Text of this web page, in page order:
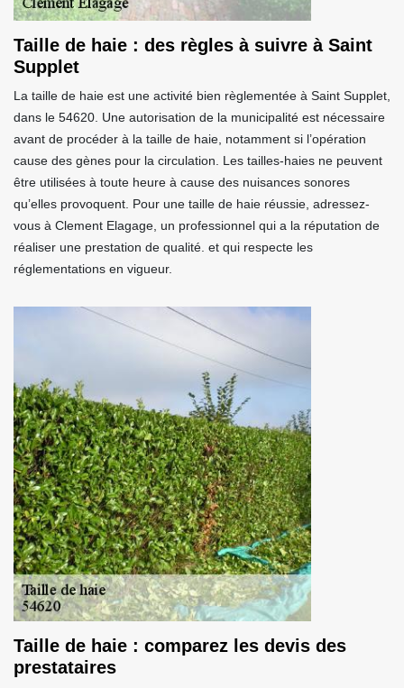
Taille de haie : des règles à suivre à Saint
Supplet
La taille de haie est une activité bien règlementée à Saint Supplet,
dans le 54620. Une autorisation de la municipalité est nécessaire
avant de procéder à la taille de haie, notamment si l’opération
cause des gènes pour la circulation. Les tailles-haies ne peuvent
être utilisées à toute heure à cause des nuisances sonores
qu’elles provoquent. Pour une taille de haie réussie, adressez-
vous à Clement Elagage, un professionnel qui a la réputation de
réaliser une prestation de qualité. et qui respecte les
réglementations en vigueur.
Taille de haie : comparez les devis des
prestataires